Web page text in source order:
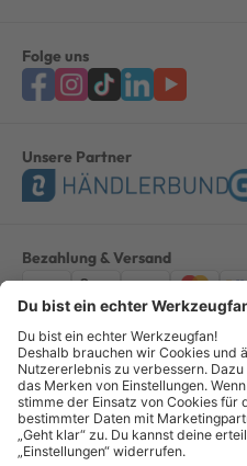
Folge uns
Unsere Partner
Bezahlung & Versand
ImpressumAGBDatenschutz
Alle Preise verstehen sich inkl. ges.
Deutschlands, bei
© Copyright 2026 GOTOOLS GmbH